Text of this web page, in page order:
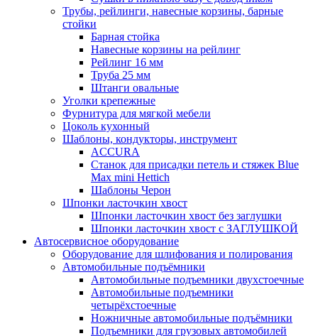
Трубы, рейлинги, навесные корзины, барные
стойки
Барная стойка
Навесные корзины на рейлинг
Рейлинг 16 мм
Труба 25 мм
Штанги овальные
Уголки крепежные
Фурнитура для мягкой мебели
Цоколь кухонный
Шаблоны, кондукторы, инструмент
ACCURA
Станок для присадки петель и стяжек Blue
Max mini Hettich
Шаблоны Черон
Шпонки ласточкин хвост
Шпонки ласточкин хвост без заглушки
Шпонки ласточкин хвост с ЗАГЛУШКОЙ
Автосервисное оборудование
Оборудование для шлифования и полирования
Автомобильные подъёмники
Автомобильные подъемники двухстоечные
Автомобильные подъемники
четырёхстоечные
Ножничные автомобильные подъёмники
Подъемники для грузовых автомобилей